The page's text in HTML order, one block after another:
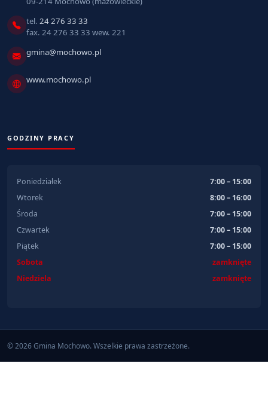
tel. 24 276 33 33
fax. 24 276 33 33 wew. 221
gmina@mochowo.pl
www.mochowo.pl
GODZINY PRACY
Poniedziałek
7:00 – 15:00
Wtorek
8:00 – 16:00
Środa
7:00 – 15:00
Czwartek
7:00 – 15:00
Piątek
7:00 – 15:00
Sobota
zamknięte
Niedziela
zamknięte
© 2026 Gmina Mochowo. Wszelkie prawa zastrzeżone.